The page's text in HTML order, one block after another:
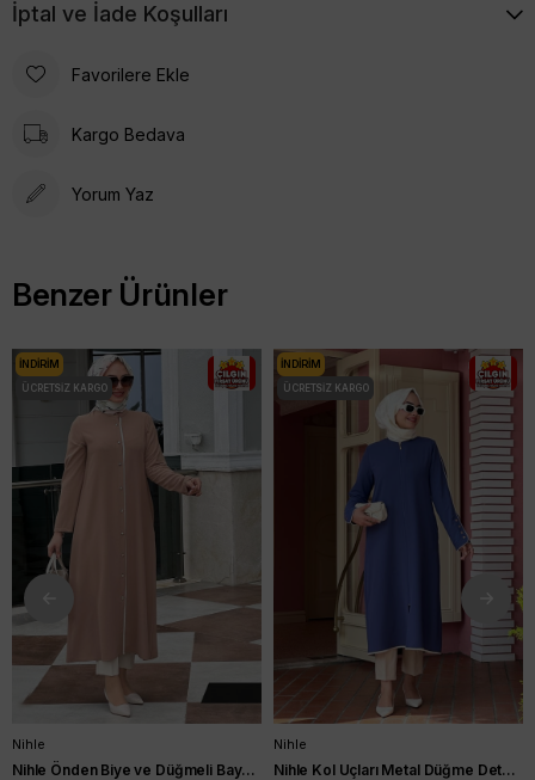
İptal ve İade Koşulları
Favorilere Ekle
Kargo Bedava
Yorum Yaz
Benzer Ürünler
Nihle
Nihle Önden Biye ve Düğmeli Bayan Kap Camel
İNDIRIM
ÜCRETSIZ KARGO
Nihle
Nihle Kol Uçları Metal Düğme Detaylı Bayan Kap İndigo
İNDIRIM
ÜCRETSIZ KARGO